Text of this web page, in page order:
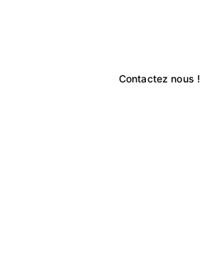
Contactez nous !